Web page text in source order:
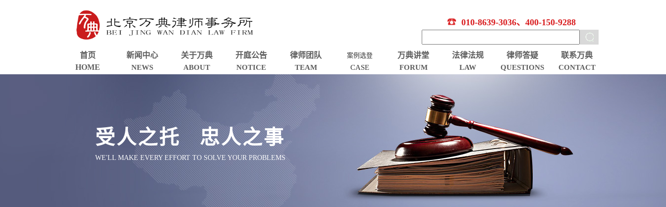
010-8639-3036、400-150-9288
首页
HOME
新闻中心
NEWS
关于万典
ABOUT
开庭公告
NOTICE
律师团队
TEAM
案例选登
CASE
万典讲堂
FORUM
法律法规
LAW
律师答疑
QUESTIONS
联系万典
CONTACT
受人之托 忠人之事
WE'LL MAKE EVERY EFFORT TO SOLVE YOUR PROBLEMS